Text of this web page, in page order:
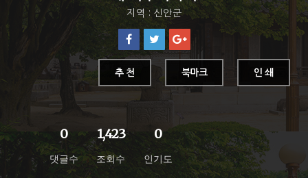
지역별
지역 : 신안군
0
댓글수
1,423
조회수
0
인기도
추 천 북마크 인 쇄